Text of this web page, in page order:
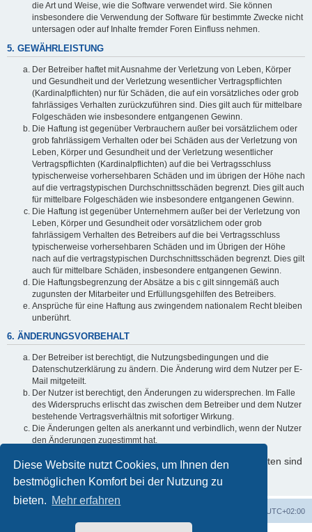
Diese Website nutzt Cookies, um Ihnen den
bestmöglichen Komfort bei der Nutzung zu
bieten. Mehr erfahren
die Art und Weise, wie die Software verwendet wird. Sie können
insbesondere die Verwendung der Software für bestimmte Zwecke nicht
untersagen oder auf Inhalte fremder Foren Einfluss nehmen.
5. GEWÄHRLEISTUNG
Der Betreiber haftet mit Ausnahme der Verletzung von Leben, Körper
und Gesundheit und der Verletzung wesentlicher Vertragspflichten
(Kardinalpflichten) nur für Schäden, die auf ein vorsätzliches oder grob
fahrlässiges Verhalten zurückzuführen sind. Dies gilt auch für mittelbare
Folgeschäden wie insbesondere entgangenen Gewinn.
Die Haftung ist gegenüber Verbrauchern außer bei vorsätzlichem oder
grob fahrlässigem Verhalten oder bei Schäden aus der Verletzung von
Leben, Körper und Gesundheit und der Verletzung wesentlicher
Vertragspflichten (Kardinalpflichten) auf die bei Vertragsschluss
typischerweise vorhersehbaren Schäden und im übrigen der Höhe nach
auf die vertragstypischen Durchschnittsschäden begrenzt. Dies gilt auch
für mittelbare Folgeschäden wie insbesondere entgangenen Gewinn.
Die Haftung ist gegenüber Unternehmern außer bei der Verletzung von
Leben, Körper und Gesundheit oder vorsätzlichem oder grob
fahrlässigem Verhalten des Betreibers auf die bei Vertragsschluss
typischerweise vorhersehbaren Schäden und im Übrigen der Höhe
nach auf die vertragstypischen Durchschnittsschäden begrenzt. Dies gilt
auch für mittelbare Schäden, insbesondere entgangenen Gewinn.
Die Haftungsbegrenzung der Absätze a bis c gilt sinngemäß auch
zugunsten der Mitarbeiter und Erfüllungsgehilfen des Betreibers.
Ansprüche für eine Haftung aus zwingendem nationalem Recht bleiben
unberührt.
6. ÄNDERUNGSVORBEHALT
Der Betreiber ist berechtigt, die Nutzungsbedingungen und die
Datenschutzerklärung zu ändern. Die Änderung wird dem Nutzer per E-
Mail mitgeteilt.
Der Nutzer ist berechtigt, den Änderungen zu widersprechen. Im Falle
des Widerspruchs erlischt das zwischen dem Betreiber und dem Nutzer
bestehende Vertragsverhältnis mit sofortiger Wirkung.
Die Änderungen gelten als anerkannt und verbindlich, wenn der Nutzer
den Änderungen zugestimmt hat.
Informationen über den Umgang mit Ihren persönlichen Daten sind
in der Datenschutzerklärung enthalten.
UTC+02:00